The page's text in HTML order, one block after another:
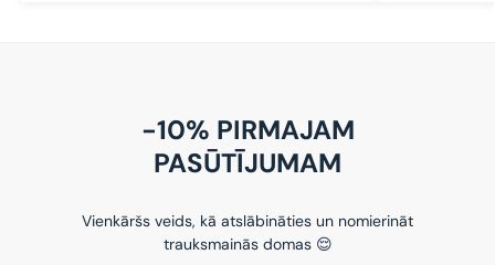
-10% PIRMAJAM
PASŪTĪJUMAM
Vienkāršs veids, kā atslābināties un nomierināt
trauksmainās domas 😌